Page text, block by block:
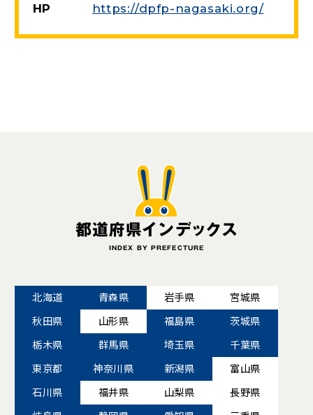
HP
https://dpfp-nagasaki.org/（新し
都道府県インデックス
INDEX BY PREFECTURE
北海道 青森県 岩手県
宮城県
秋田県
山形県 福島県
茨城県
栃木県
群馬県 埼玉県
千葉県
東京都
神奈川県 新潟県
富山県
石川県
福井県 山梨県
長野県